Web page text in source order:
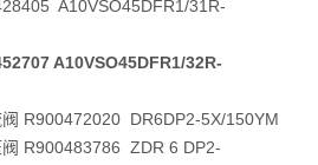
A10VSO45DFR1/31R-
A10VSO45DFR1/32R-
R900472020 DR6DP2-5X/150YM
R900483786 ZDR 6 DP2-